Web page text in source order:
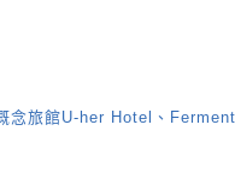
念旅館U-her Hotel、